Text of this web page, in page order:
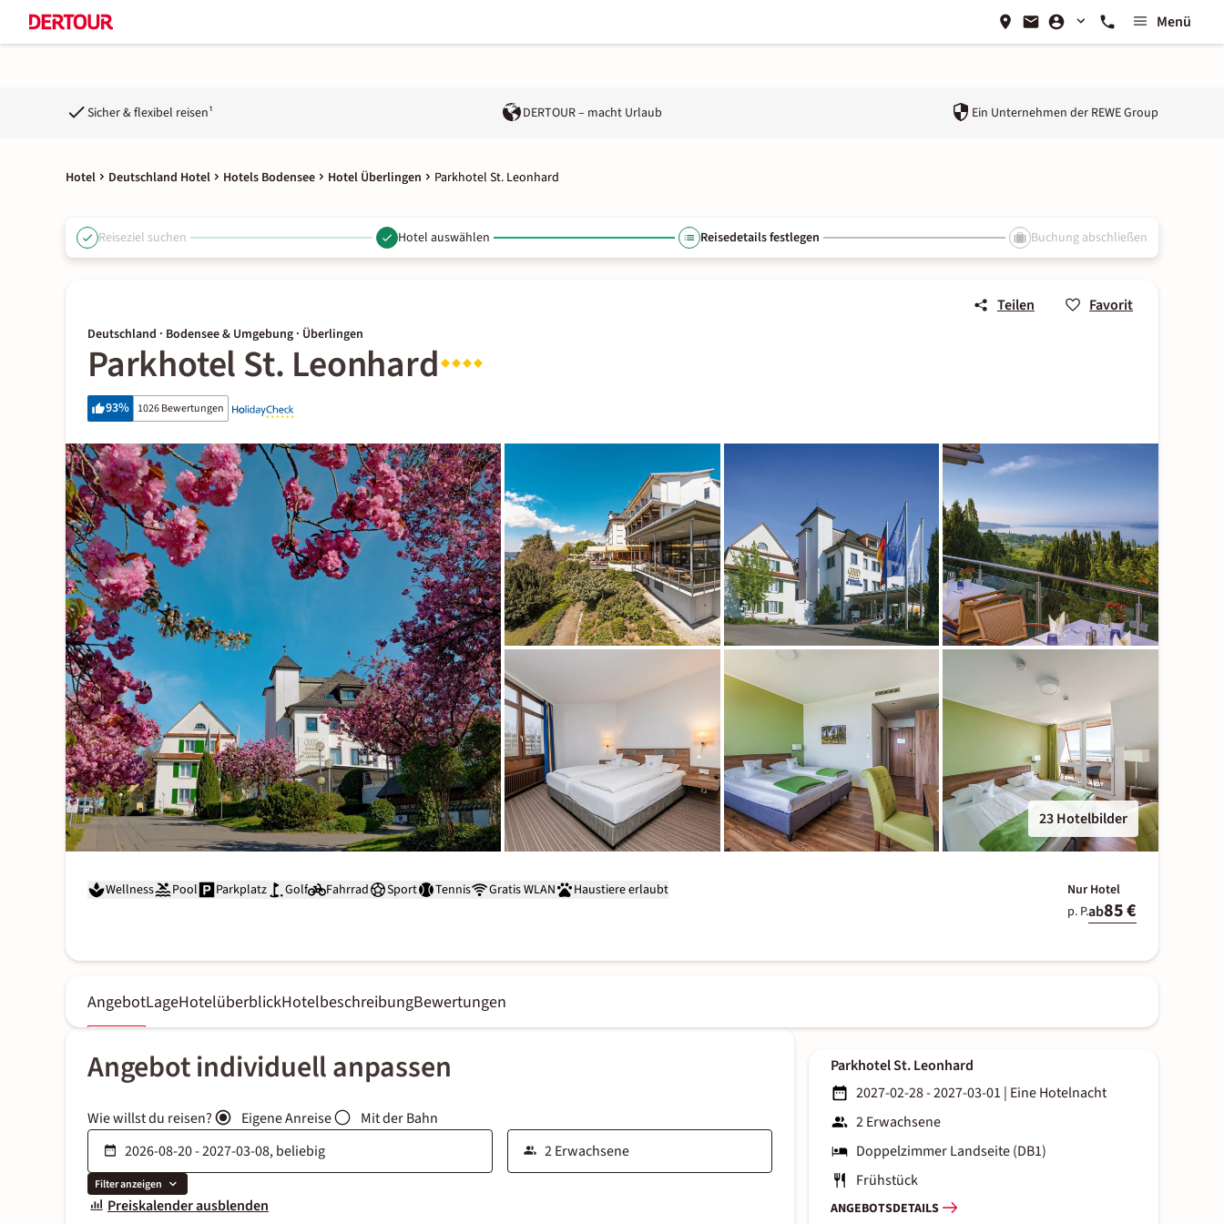
Menü
Sicher & flexibel reisen¹ DERTOUR – macht Urlaub Ein Unternehmen der REWE Group
Hotel Deutschland Hotel Hotels Bodensee Hotel Überlingen Parkhotel St. Leonhard
Reiseziel suchen Hotel auswählen Reisedetails festlegen Buchung abschließen
Teilen Favorit
Deutschland · Bodensee & Umgebung · Überlingen
Parkhotel St. Leonhard
93% 1026 Bewertungen
23 Hotelbilder
Wellness Pool Parkplatz Golf Fahrrad Sport Tennis Gratis WLAN Haustiere erlaubt
Nur Hotel
p. P.ab85 €
AngebotLageHotelüberblickHotelbeschreibungBewertungen
Angebot individuell anpassen
Wie willst du reisen? Eigene Anreise Mit der Bahn
Filter anzeigen
Preiskalender ausblenden
Parkhotel St. Leonhard
2027-02-28 - 2027-03-01 | Eine Hotelnacht
2 Erwachsene
Doppelzimmer Landseite (DB1)
Frühstück
ANGEBOTSDETAILS